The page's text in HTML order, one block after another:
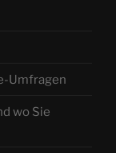
Umfragen
wo Sie